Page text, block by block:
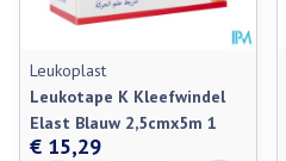
Leukoplast
Leukotape K Kleefwindel
Elast Blauw 2,5cmx5m 1
€ 15,29